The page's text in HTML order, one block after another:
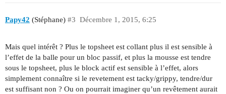
Papy42 (Stéphane) Décembre 1, 2015, 6:25
#3
Mais quel intérêt ? Plus le topsheet est collant plus il est sensible à
l’effet de la balle pour un bloc passif, et plus la mousse est tendre
sous le topsheet, plus le block actif est sensible à l’effet, alors
simplement connaître si le revetement est tacky/grippy, tendre/dur
est suffisant non ? Ou on pourrait imaginer qu’un revêtement aurait